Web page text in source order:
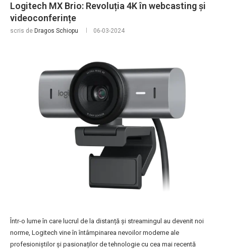
Logitech MX Brio: Revoluția 4K în webcasting și
videoconferințe
scris de Dragos Schiopu 06-03-2024
Într-o lume în care lucrul de la distanță și streamingul au devenit noi
norme, Logitech vine în întâmpinarea nevoilor moderne ale
profesioniștilor și pasionaților de tehnologie cu cea mai recentă